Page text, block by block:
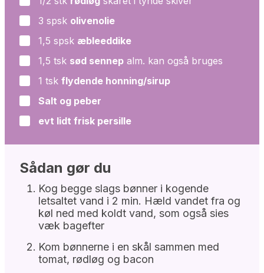
▢
3 spsk olivenolie
▢
1,5 spsk æbleeddike
▢
1,5 tsk sød sennep alm. kan også bruges
▢
1 tsk flydende honning/sirup
▢
Salt og peber
▢
evt lidt frisk persille
Sådan gør du
Kog begge slags bønner i kogende
letsaltet vand i 2 min. Hæld vandet fra og
køl ned med koldt vand, som også sies
væk bagefter
Kom bønnerne i en skål sammen med
tomat, rødløg og bacon